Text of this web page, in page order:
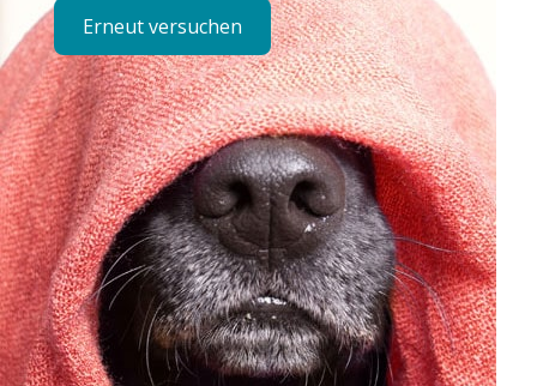
Erneut versuchen